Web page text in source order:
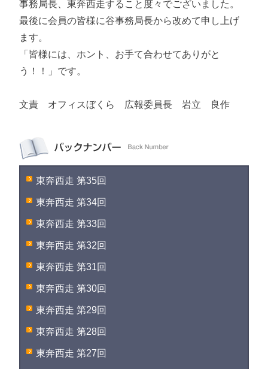
事務局長、東奔西走すること度々でございました。
最後に会員の皆様に谷事務局長から改めて申し上げ
ます。
「皆様には、ホント、お手て合わせてありがと
う！！」です。
文責 オフィスぼくら 広報委員長 岩立 良作
東奔西走 第35回
東奔西走 第34回
東奔西走 第33回
東奔西走 第32回
東奔西走 第31回
東奔西走 第30回
東奔西走 第29回
東奔西走 第28回
東奔西走 第27回